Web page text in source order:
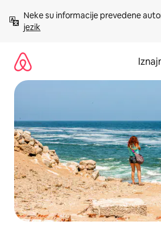
sadržaj
Neke su informacije prevedene
jezik